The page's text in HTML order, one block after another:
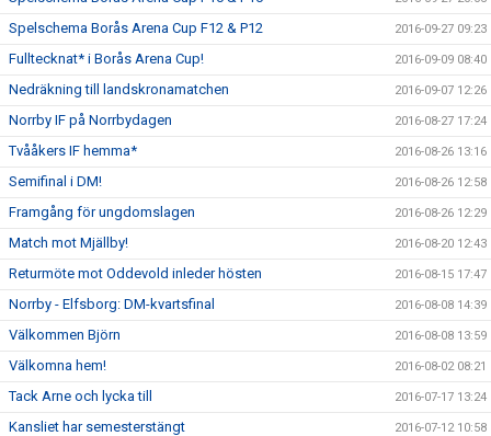
Spelschema Borås Arena Cup F12 & P12 2016-09-27 09:23
Fulltecknat* i Borås Arena Cup! 2016-09-09 08:40
Nedräkning till landskronamatchen 2016-09-07 12:26
Norrby IF på Norrbydagen 2016-08-27 17:24
Tvååkers IF hemma* 2016-08-26 13:16
Semifinal i DM! 2016-08-26 12:58
Framgång för ungdomslagen 2016-08-26 12:29
Match mot Mjällby! 2016-08-20 12:43
Returmöte mot Oddevold inleder hösten 2016-08-15 17:47
Norrby - Elfsborg: DM-kvartsfinal 2016-08-08 14:39
Välkommen Björn 2016-08-08 13:59
Välkomna hem! 2016-08-02 08:21
Tack Arne och lycka till 2016-07-17 13:24
Kansliet har semesterstängt 2016-07-12 10:58